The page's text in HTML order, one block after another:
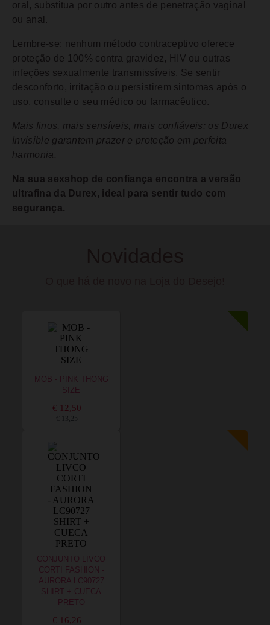
oral, substitua por outro antes de penetração vaginal
ou anal.
Lembre-se: nenhum método contraceptivo oferece
proteção de 100% contra gravidez, HIV ou outras
infeções sexualmente transmissíveis. Se sentir
desconforto, irritação ou persistirem sintomas após o
uso, consulte o seu médico ou farmacêutico.
Mais finos, mais sensíveis, mais confiáveis: os Durex
Invisible garantem prazer e proteção em perfeita
harmonia.
Na sua sexshop de confiança encontra a versão
ultrafina da Durex, ideal para sentir tudo com
segurança.
MOB - PINK THONG
SIZE
€ 12,50
€ 13,25
CONJUNTO LIVCO
CORTI FASHION -
AURORA LC90727
SHIRT + CUECA
PRETO
€ 16,26